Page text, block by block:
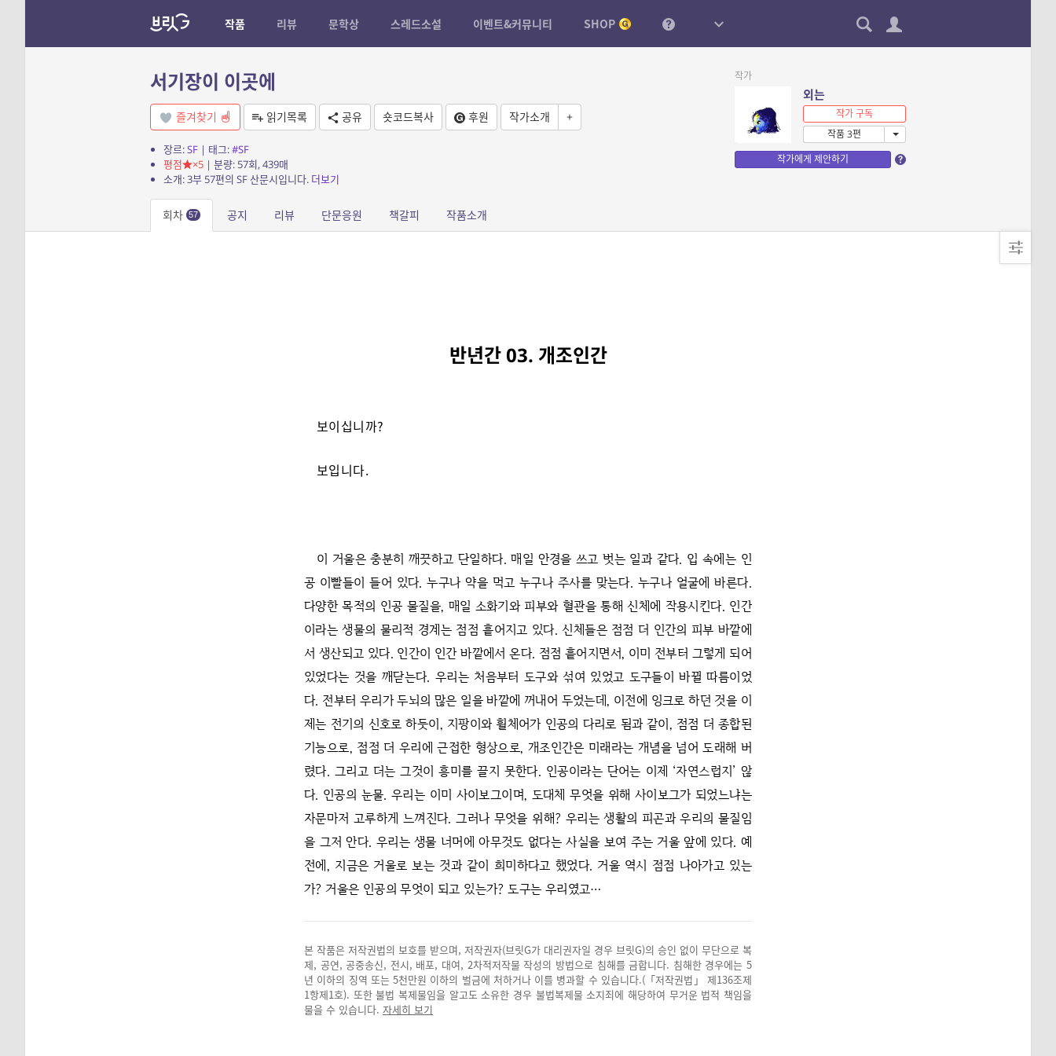
작품 리뷰 문학상 스레드소설 이벤트&커뮤니티 SHOP
서기장이 이곳에
즐겨찾기 읽기목록 공유 숏코드복사 후원 작가소개 +
장르:SF| 태그:#SF
평점
×5| 분량: 57회, 439매
소개: 3부 57편의 SF 산문시입니다. 더보기
작가
외는
작가 구독
작품 3편
작가에게 제안하기
회차 57 공지 리뷰 단문응원 책갈피 작품소개
반년간 03. 개조인간
보이십니까?
보입니다.
이 거울은 충분히 깨끗하고 단일하다. 매일 안경을 쓰고 벗는 일과 같다. 입 속에는 인
공 이빨들이 들어 있다. 누구나 약을 먹고 누구나 주사를 맞는다. 누구나 얼굴에 바른다.
다양한 목적의 인공 물질을, 매일 소화기와 피부와 혈관을 통해 신체에 작용시킨다. 인간
이라는 생물의 물리적 경계는 점점 흩어지고 있다. 신체들은 점점 더 인간의 피부 바깥에
서 생산되고 있다. 인간이 인간 바깥에서 온다. 점점 흩어지면서, 이미 전부터 그렇게 되어
있었다는 것을 깨닫는다. 우리는 처음부터 도구와 섞여 있었고 도구들이 바뀔 따름이었
다. 전부터 우리가 두뇌의 많은 일을 바깥에 꺼내어 두었는데, 이전에 잉크로 하던 것을 이
제는 전기의 신호로 하듯이, 지팡이와 휠체어가 인공의 다리로 됨과 같이, 점점 더 종합된
기능으로, 점점 더 우리에 근접한 형상으로, 개조인간은 미래라는 개념을 넘어 도래해 버
렸다. 그리고 더는 그것이 흥미를 끌지 못한다. 인공이라는 단어는 이제 ‘자연스럽지’ 않
다. 인공의 눈물. 우리는 이미 사이보그이며, 도대체 무엇을 위해 사이보그가 되었느냐는
자문마저 고루하게 느껴진다. 그러나 무엇을 위해? 우리는 생활의 피곤과 우리의 물질임
을 그저 안다. 우리는 생물 너머에 아무것도 없다는 사실을 보여 주는 거울 앞에 있다. 예
전에, 지금은 거울로 보는 것과 같이 희미하다고 했었다. 거울 역시 점점 나아가고 있는
가? 거울은 인공의 무엇이 되고 있는가? 도구는 우리였고…
본 작품은 저작권법의 보호를 받으며, 저작권자(브릿G가 대리권자일 경우 브릿G)의 승인 없이 무단으로 복
제, 공연, 공중송신, 전시, 배포, 대여, 2차적저작물 작성의 방법으로 침해를 금합니다. 침해한 경우에는 5
년 이하의 징역 또는 5천만원 이하의 벌금에 처하거나 이를 병과할 수 있습니다.(「저작권법」 제136조제
1항제1호). 또한 불법 복제물임을 알고도 소유한 경우 불법복제물 소지죄에 해당하여 무거운 법적 책임을
물을 수 있습니다. 자세히 보기